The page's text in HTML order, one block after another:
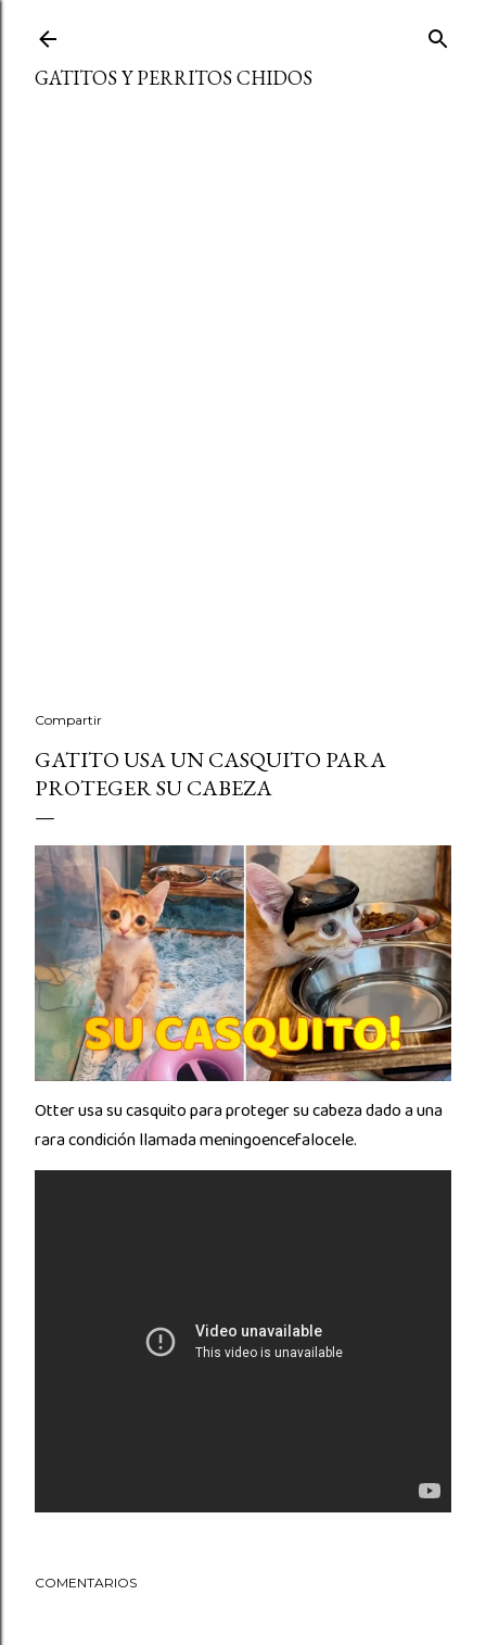
GATITOS Y PERRITOS CHIDOS
Compartir
GATITO USA UN CASQUITO PARA
PROTEGER SU CABEZA
Otter usa su casquito para proteger su cabeza dado a una
rara condición llamada meningoencefalocele.
COMENTARIOS